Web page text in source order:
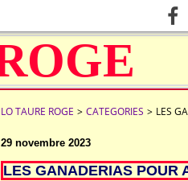
LO TAURE ROGE > CATEGORIES > LES
29 novembre 2023
LES GANADERIAS POUR